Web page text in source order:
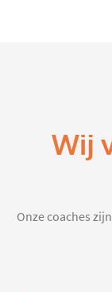
Wij
Onze coaches